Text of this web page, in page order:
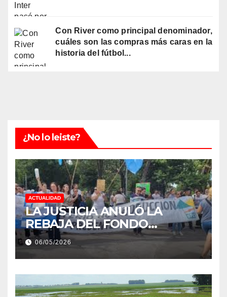
Con River como principal denominador,
cuáles son las compras más caras en la
historia del fútbol...
¿No lo leiste?
ACTUALIDAD
LA JUSTICIA ANULÓ LA
REBAJA DEL FONDO
ESTÍMULO A EMPLEADOS DE
PRODUCCIÓN DE LA
PROVINCIA DEL CHACO
06/05/2026